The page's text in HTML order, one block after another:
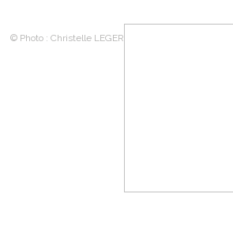
© Photo : Christelle LEGER